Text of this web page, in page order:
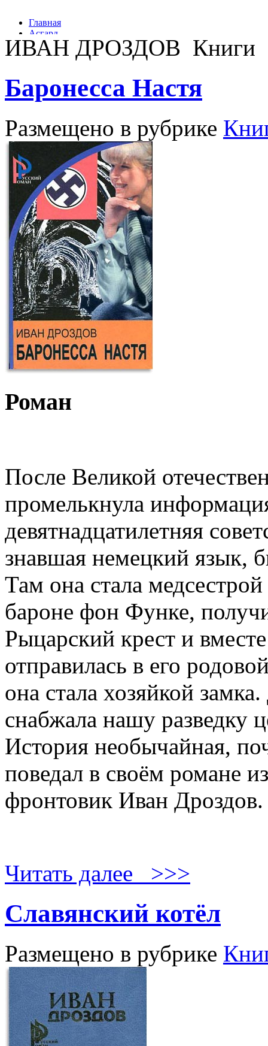
ИВАН ДРОЗДОВ Книги
Баронесса Настя
Размещено в рубрике
Роман
После Великой
промелькнула
девятнадцатилетняя
знавшая немецкий язык,
Там она стала
бароне фон Функе,
Рыцарский крест и
отправилась в его
она стала хозяйкой
снабжала нашу разведку
История необычайная,
поведал в своём романе
фронтовик Иван Дроздов.
Читать далее >>>
Славянский котёл
Размещено в рубрике